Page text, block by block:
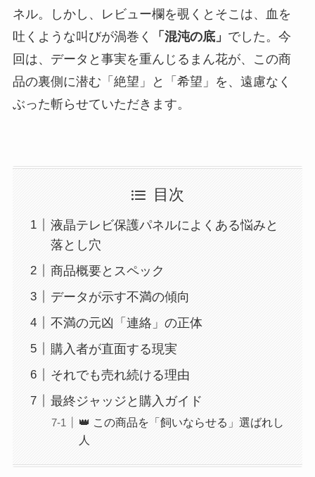
ネル。しかし、レビュー欄を覗くとそこは、血を
吐くような叫びが渦巻く
「混沌の底」 でした。今
回は、データと事実を重んじるまん花が、この商
品の裏側に潜む「絶望」と「希望」を、遠慮なく
ぶった斬らせていただきます。
目次
液晶テレビ保護パネルによくある悩みと
落とし穴
商品概要とスペック
データが示す不満の傾向
不満の元凶「連絡」の正体
購入者が直面する現実
それでも売れ続ける理由
最終ジャッジと購入ガイド
👑 この商品を「飼いならせる」選ばれし
人